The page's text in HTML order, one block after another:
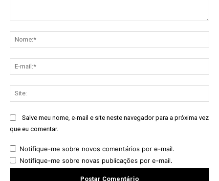
Salve meu nome, e-mail e site neste navegador para a próxima vez
que eu comentar.
Notifique-me sobre novos comentários por e-mail.
Notifique-me sobre novas publicações por e-mail.